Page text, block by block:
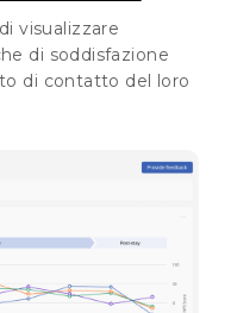
visualizzare
di soddisfazione
di contatto del loro